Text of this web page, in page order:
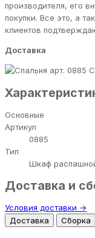
производителя, его
покупки. Все это, а
клиентов
Доставка
Основные
Артикул
0885
Тип
Шкаф
Доставка и
Условия доставки →
Доставка
Сборка